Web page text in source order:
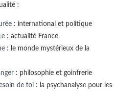
:
: international et politique
: actualité France
: le monde mystérieux de la
: philosophie et goinfrerie
de toi: la psychanalyse pour les